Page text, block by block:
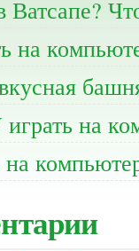
на
на
на